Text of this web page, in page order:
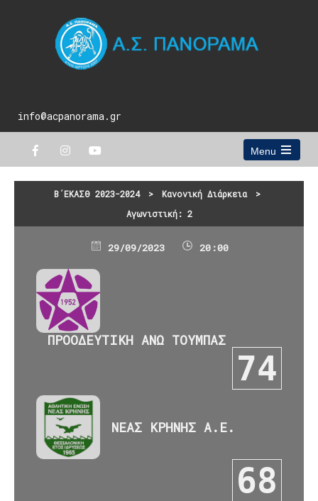
info@acpanorama.gr
Menu
Open
main
Β΄ΕΚΑΣΘ 2023-2024 > Κανονική Διάρκεια
>
Αγωνιστική: 2
29/09/2023 20:00
ΠΡΟΟΔΕΥΤΙΚΗ ΑΝΩ ΤΟΥΜΠΑΣ
74
ΝΕΑΣ ΚΡΗΝΗΣ Α.Ε.
68